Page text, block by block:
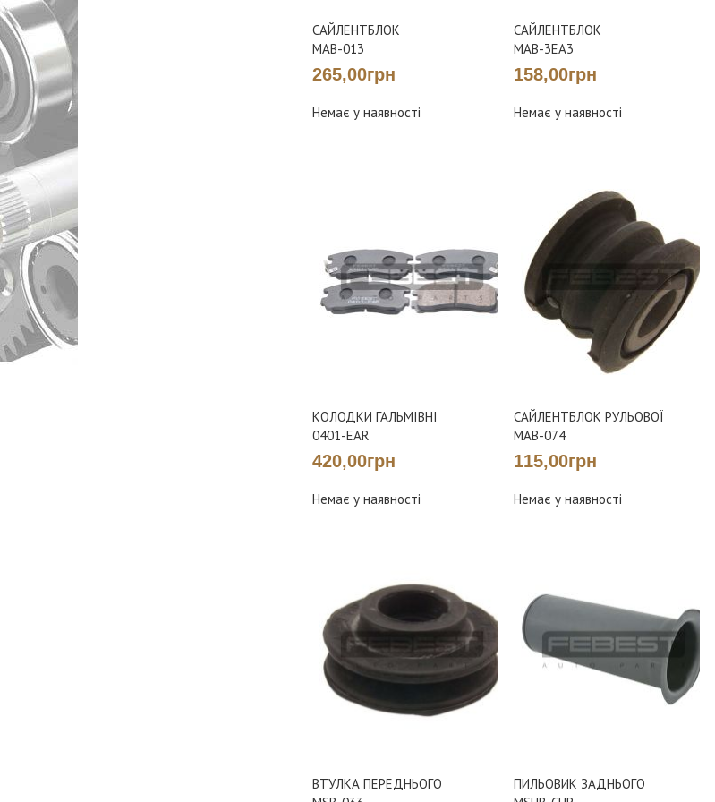
САЙЛЕНТБЛОК
MAB-013
265,00грн
Немає у наявності
САЙЛЕНТБЛОК
MAB-3EA3
158,00грн
Немає у наявності
КОЛОДКИ ГАЛЬМІВНІ
0401-EAR
420,00грн
Немає у наявності
САЙЛЕНТБЛОК РУЛЬОВОЇ
MAB-074
115,00грн
Немає у наявності
ВТУЛКА ПЕРЕДНЬОГО
ПИЛЬОВИК ЗАДНЬОГО